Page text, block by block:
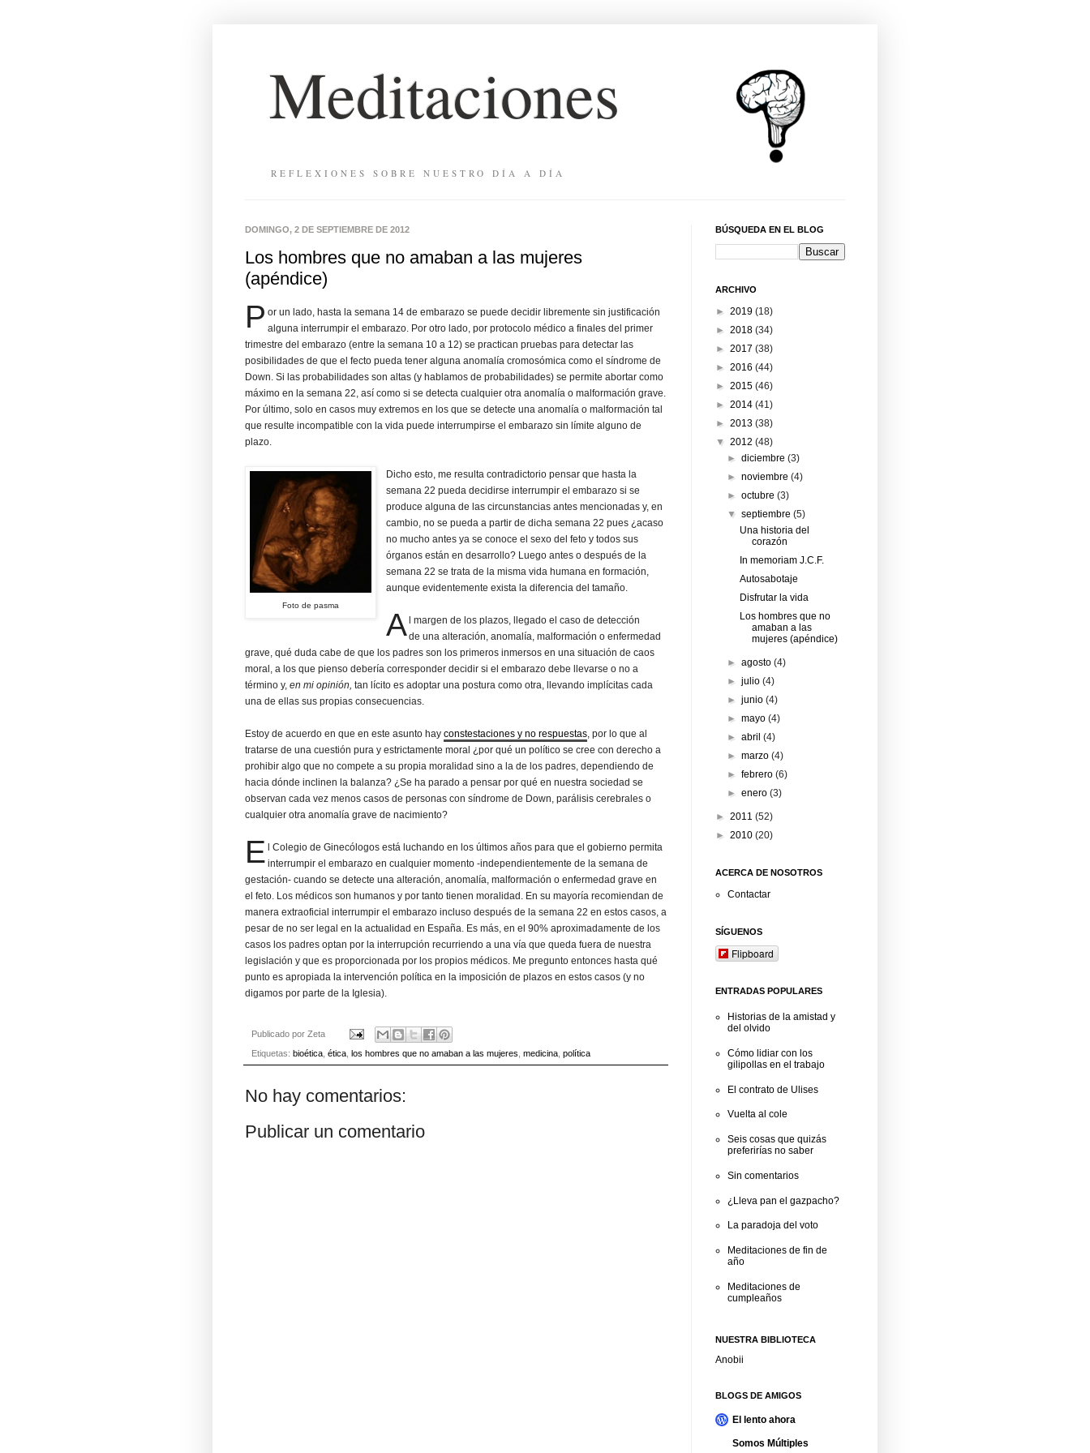
Meditaciones
REFLEXIONES SOBRE NUESTRO DÍA A DÍA
DOMINGO, 2 DE SEPTIEMBRE DE 2012
Los hombres que no amaban a las mujeres
(apéndice)
P or un lado, hasta la semana 14 de embarazo se puede decidir libremente sin justificación
alguna interrumpir el embarazo. Por otro lado, por protocolo médico a finales del primer
trimestre del embarazo (entre la semana 10 a 12) se practican pruebas para detectar las
posibilidades de que el fecto pueda tener alguna anomalía cromosómica como el síndrome de
Down. Si las probabilidades son altas (y hablamos de probabilidades) se permite abortar como
máximo en la semana 22, así como si se detecta cualquier otra anomalía o malformación grave.
Por último, solo en casos muy extremos en los que se detecte una anomalía o malformación tal
que resulte incompatible con la vida puede interrumpirse el embarazo sin límite alguno de
plazo.
Foto de pasma
Dicho esto, me resulta contradictorio pensar que hasta la
semana 22 pueda decidirse interrumpir el embarazo si se
produce alguna de las circunstancias antes mencionadas y, en
cambio, no se pueda a partir de dicha semana 22 pues ¿acaso
no mucho antes ya se conoce el sexo del feto y todos sus
órganos están en desarrollo? Luego antes o después de la
semana 22 se trata de la misma vida humana en formación,
aunque evidentemente exista la diferencia del tamaño.
A l margen de los plazos, llegado el caso de detección
de una alteración, anomalía, malformación o enfermedad
grave, qué duda cabe de que los padres son los primeros inmersos en una situación de caos
moral, a los que pienso debería corresponder decidir si el embarazo debe llevarse o no a
término y, en mi opinión, tan lícito es adoptar una postura como otra, llevando implícitas cada
una de ellas sus propias consecuencias.
Estoy de acuerdo en que en este asunto hay constestaciones y no respuestas, por lo que al
tratarse de una cuestión pura y estrictamente moral ¿por qué un político se cree con derecho a
prohibir algo que no compete a su propia moralidad sino a la de los padres, dependiendo de
hacia dónde inclinen la balanza? ¿Se ha parado a pensar por qué en nuestra sociedad se
observan cada vez menos casos de personas con síndrome de Down, parálisis cerebrales o
cualquier otra anomalía grave de nacimiento?
E
l Colegio de Ginecólogos está luchando en los últimos años para que el gobierno permita
interrumpir el embarazo en cualquier momento -independientemente de la semana de
gestación- cuando se detecte una alteración, anomalía, malformación o enfermedad grave en
el feto. Los médicos son humanos y por tanto tienen moralidad. En su mayoría recomiendan de
manera extraoficial interrumpir el embarazo incluso después de la semana 22 en estos casos, a
pesar de no ser legal en la actualidad en España. Es más, en el 90% aproximadamente de los
casos los padres optan por la interrupción recurriendo a una vía que queda fuera de nuestra
legislación y que es proporcionada por los propios médicos. Me pregunto entonces hasta qué
punto es apropiada la intervención política en la imposición de plazos en estos casos (y no
digamos por parte de la Iglesia).
Publicado por Zeta
Etiquetas: bioética ética los hombres que no amaban a las mujeres medicina política
No hay comentarios:
Publicar un comentario
BÚSQUEDA EN EL BLOG
ARCHIVO
► 2019 (18)
► 2018 (34)
► 2017 (38)
► 2016 (44)
► 2015 (46)
► 2014 (41)
► 2013 (38)
▼ 2012 (48)
►diciembre(3)
►noviembre(4)
►octubre(3)
▼septiembre(5)
Una historia del
corazón
In memoriam J.C.F.
Autosabotaje
Disfrutar la vida
Los hombres que no
amaban a las
mujeres (apéndice)
►agosto(4)
►julio(4)
►junio(4)
►mayo(4)
►abril(4)
►marzo(4)
►febrero(6)
►enero(3)
► 2011 (52)
► 2010 (20)
ACERCA DE NOSOTROS
Contactar
SÍGUENOS
Flipboard
ENTRADAS POPULARES
Historias de la amistad y
del olvido
Cómo lidiar con los
gilipollas en el trabajo
El contrato de Ulises
Vuelta al cole
Seis cosas que quizás
preferirías no saber
Sin comentarios
¿Lleva pan el gazpacho?
La paradoja del voto
Meditaciones de fin de
año
Meditaciones de
cumpleaños
NUESTRA BIBLIOTECA
Anobii
BLOGS DE AMIGOS
El lento ahora
Somos Múltiples